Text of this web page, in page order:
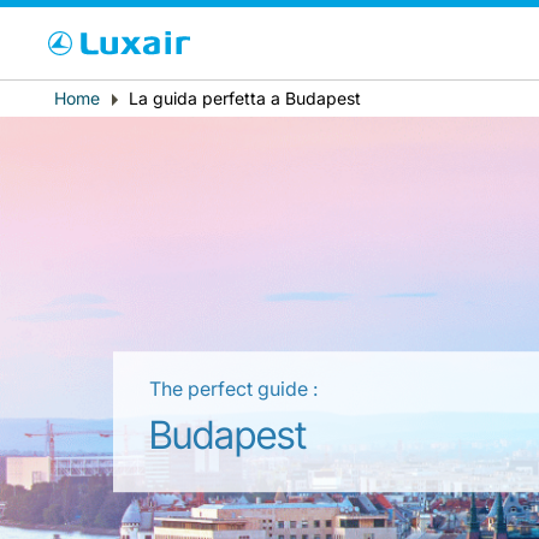
Paese di residenza
Breadcrumb
Home La guida perfetta a Budapest
The perfect guide :
Budapest